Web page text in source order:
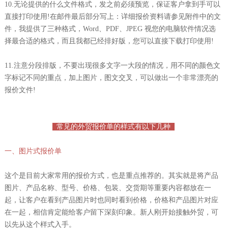
10.无论提供的什么文件格式，发之前必须预览，保证客户拿到手可以
直接打印使用!在邮件最后部分写上：详细报价资料请参见附件中的文
件，我提供了三种格式，Word、PDF、JPEG 视您的电脑软件情况选
择最合适的格式，而且我都已经排好版，您可以直接下载打印使用!
11.注意分段排版，不要出现很多文字一大段的情况，用不同的颜色文
字标记不同的重点，加上图片，图文交叉，可以做出一个非常漂亮的
报价文件!
常见的外贸报价单的样式有以下几种
一、图片式报价单
这个是目前大家常用的报价方式，也是重点推荐的。其实就是将产品
图片、产品名称、型号、价格、包装、交货期等重要内容都放在一
起，让客户在看到产品图片时也同时看到价格，价格和产品图片对应
在一起，相信肯定能给客户留下深刻印象。新人刚开始接触外贸，可
以先从这个样式入手。